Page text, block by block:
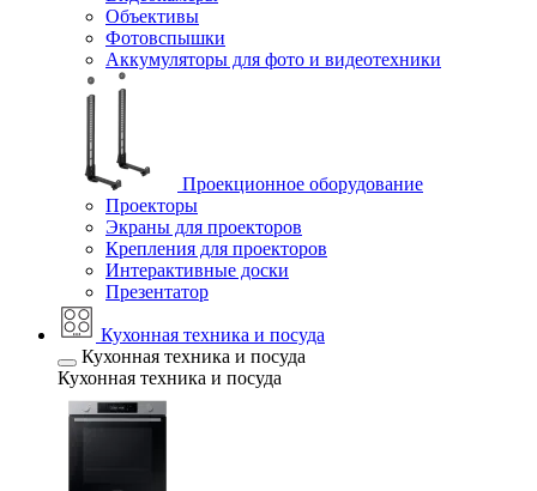
Объективы
Фотовспышки
Аккумуляторы для фото и видеотехники
Проекционное оборудование
Проекторы
Экраны для проекторов
Крепления для проекторов
Интерактивные доски
Презентатор
Кухонная техника и посуда
Кухонная техника и посуда
Кухонная техника и посуда